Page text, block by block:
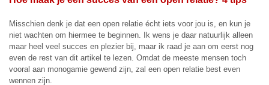
Misschien denk je dat een open relatie écht iets voor jou is, en kun je
niet wachten om hiermee te beginnen. Ik wens je daar natuurlijk alleen
maar heel veel succes en plezier bij, maar ik raad je aan om eerst nog
even de rest van dit artikel te lezen. Omdat de meeste mensen toch
vooral aan monogamie gewend zijn, zal een open relatie best even
wennen zijn.